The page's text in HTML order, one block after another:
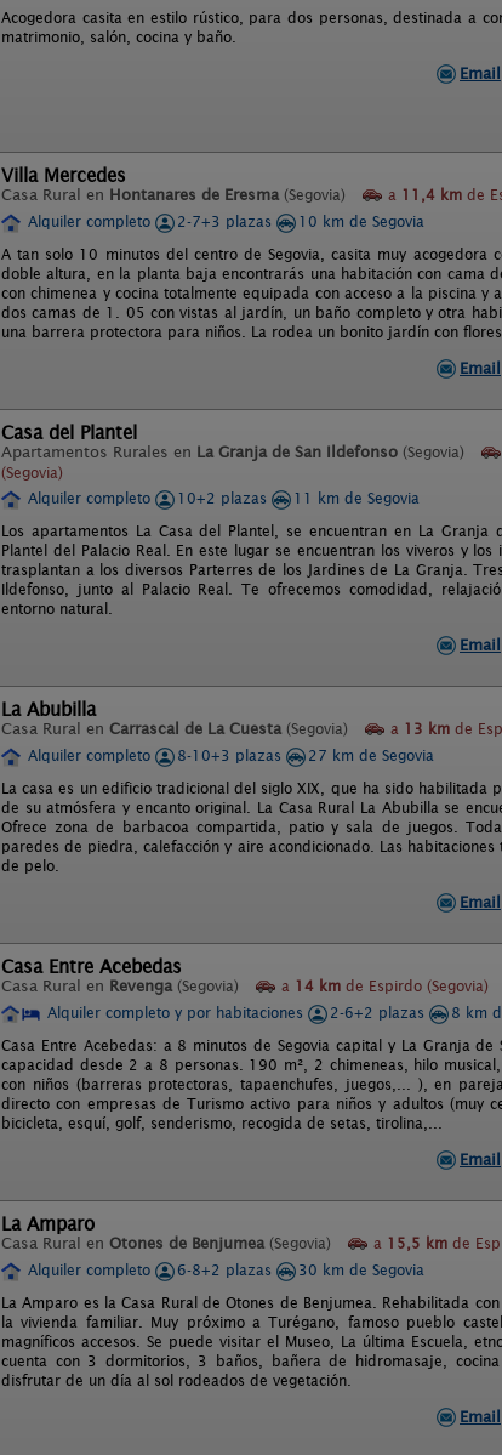
Acogedora casita en estilo rústico, para dos personas, destinada a
matrimonio, salón, cocina y baño.
Email
Villa Mercedes
Casa Rural en Hontanares de Eresma (Segovia) a 11,4 km de
Alquiler completo
2-7+3 plazas
10 km de Segovia
A tan solo 10 minutos del centro de Segovia, casita muy
doble altura, en la planta baja encontrarás una habitación con cama
con chimenea y cocina totalmente equipada con acceso a la piscina
dos camas de 1. 05 con vistas al jardín, un baño completo y otra
una barrera protectora para niños. La rodea un bonito jardín con
Email
Casa del Plantel
Apartamentos Rurales en La Granja de San Ildefonso (Segovia)
(Segovia)
Alquiler completo 10+2 plazas
11 km de Segovia
Los apartamentos La Casa del Plantel, se encuentran en La
Plantel del Palacio Real. En este lugar se encuentran los viveros y
trasplantan a los diversos Parterres de los Jardines de La Granja.
Ildefonso, junto al Palacio Real. Te ofrecemos comodidad,
entorno natural.
Email
La Abubilla
Casa Rural en Carrascal de La Cuesta (Segovia) a 13 km de
Alquiler completo
8-10+3 plazas
27 km de Segovia
La casa es un edificio tradicional del siglo XIX, que ha sido
de su atmósfera y encanto original. La Casa Rural La Abubilla se
Ofrece zona de barbacoa compartida, patio y sala de juegos.
paredes de piedra, calefacción y aire acondicionado. Las
de pelo.
Email
Casa Entre Acebedas
Casa Rural en Revenga (Segovia) a 14 km de Espirdo (Segovia)
Alquiler completo y por habitaciones
2-6+2 plazas
8 km
Casa Entre Acebedas: a 8 minutos de Segovia capital y La Granja
capacidad desde 2 a 8 personas. 190 m², 2 chimeneas, hilo
con niños (barreras protectoras, tapaenchufes, juegos,... ), en
directo con empresas de Turismo activo para niños y adultos
bicicleta, esquí, golf, senderismo, recogida de setas, tirolina,...
Email
La Amparo
Casa Rural en Otones de Benjumea (Segovia) a 15,5 km de
Alquiler completo
6-8+2 plazas
30 km de Segovia
La Amparo es la Casa Rural de Otones de Benjumea. Rehabilitada
la vivienda familiar. Muy próximo a Turégano, famoso pueblo
magníficos accesos. Se puede visitar el Museo, La última Escuela,
cuenta con 3 dormitorios, 3 baños, bañera de hidromasaje,
disfrutar de un día al sol rodeados de vegetación.
Email